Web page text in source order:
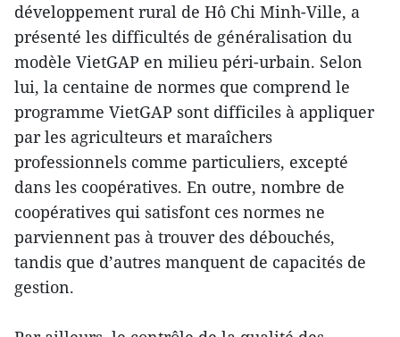
développement rural de Hô Chi Minh-Ville, a
présenté les difficultés de généralisation du
modèle VietGAP en milieu péri-urbain. Selon
lui, la centaine de normes que comprend le
programme VietGAP sont difficiles à appliquer
par les agriculteurs et maraîchers
professionnels comme particuliers, excepté
dans les coopératives. En outre, nombre de
coopératives qui satisfont ces normes ne
parviennent pas à trouver des débouchés,
tandis que d’autres manquent de capacités de
gestion.